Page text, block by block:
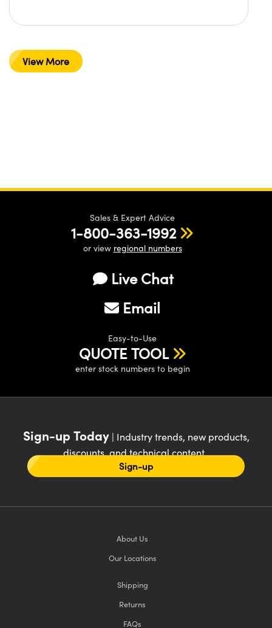
View More
Sales & Expert Advice
1-800-363-1992
or view regional numbers
Live Chat
Email
Easy-to-Use
QUOTE TOOL
enter stock numbers to begin
Sign-up Today| Industry trends, new products,
discounts, and technical content
Sign-up
About Us
Our Locations
Shipping
Returns
FAQs